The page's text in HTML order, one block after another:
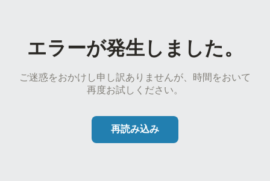
エラーが発生しました。
ご迷惑をおかけし申し訳ありませんが、時間をおいて
再度お試しください。
再読み込み